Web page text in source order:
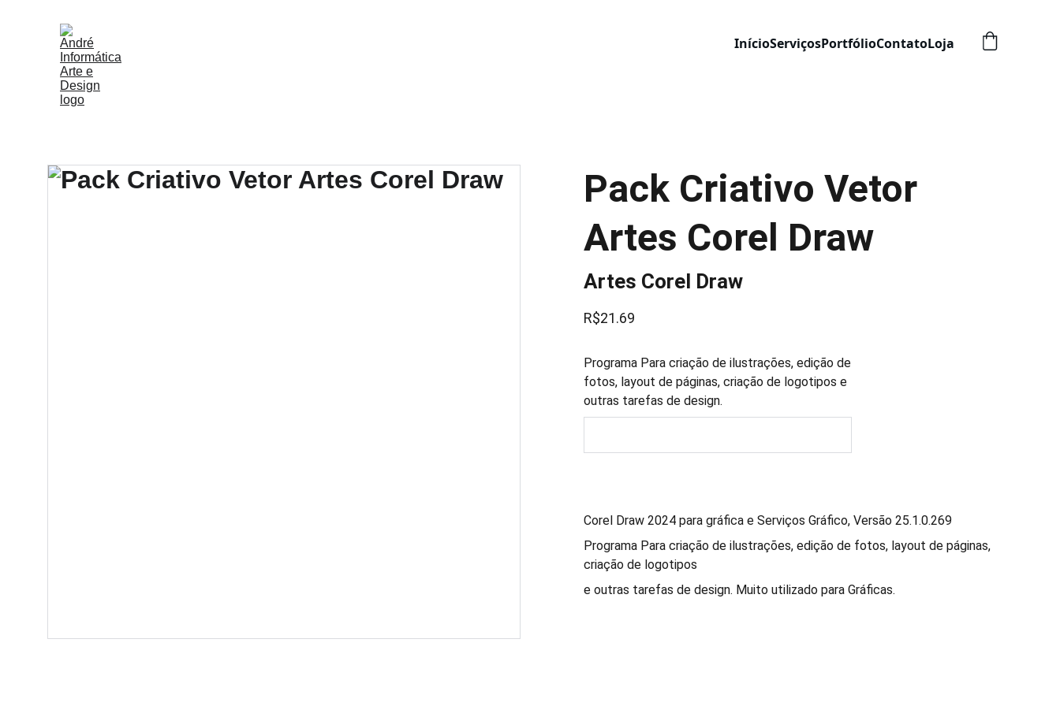
InícioServiçosPortfólioContatoLoja
Pack Criativo Vetor
Artes Corel Draw
Artes Corel Draw
R$21.69
Programa Para criação de ilustrações, edição de
fotos, layout de páginas, criação de logotipos e
outras tarefas de design.
Corel Draw 2024 para gráfica e Serviços Gráfico, Versão 25.1.0.269
Programa Para criação de ilustrações, edição de fotos, layout de páginas,
criação de logotipos
e outras tarefas de design. Muito utilizado para Gráficas.